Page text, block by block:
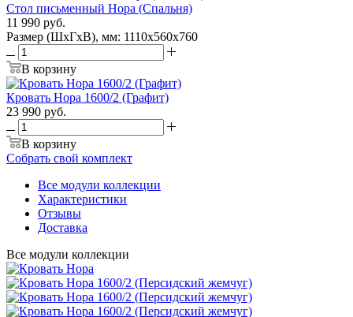
Стол письменный Нора (Спальня)
11 990 руб.
Размер (ШхГхВ), мм: 1110х560х760
В корзину
Кровать Нора 1600/2 (Графит)
23 990 руб.
В корзину
Собрать свой комплект
Все модули коллекции
Характеристики
Отзывы
Доставка
Все модули коллекции